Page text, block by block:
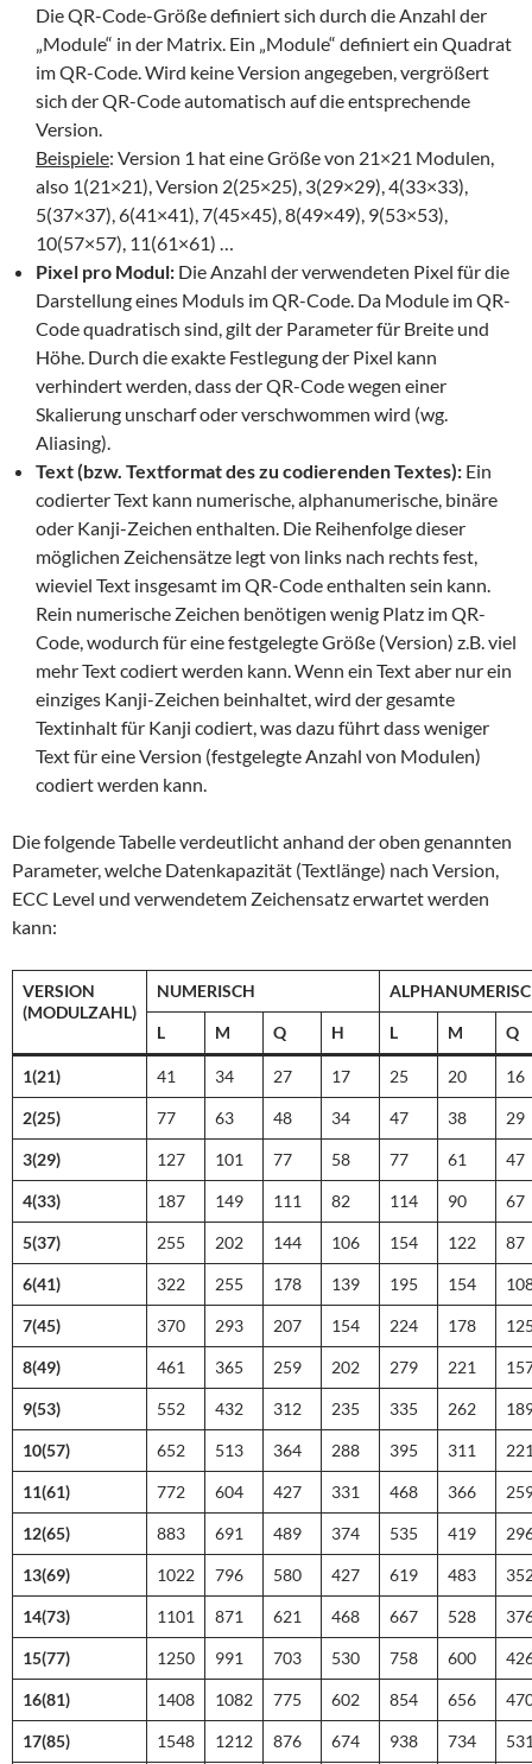
Die QR-Code-Größe definiert sich durch die Anzahl der
„Module“ in der Matrix. Ein „Module“ definiert ein Quadrat
im QR-Code. Wird keine Version angegeben, vergrößert
sich der QR-Code automatisch auf die entsprechende
Version.
Beispiele: Version 1 hat eine Größe von 21×21 Modulen,
also 1(21×21), Version 2(25×25), 3(29×29), 4(33×33),
5(37×37), 6(41×41), 7(45×45), 8(49×49), 9(53×53),
10(57×57), 11(61×61) …
Pixel pro Modul: Die Anzahl der verwendeten Pixel für die
Darstellung eines Moduls im QR-Code. Da Module im QR-
Code quadratisch sind, gilt der Parameter für Breite und
Höhe. Durch die exakte Festlegung der Pixel kann
verhindert werden, dass der QR-Code wegen einer
Skalierung unscharf oder verschwommen wird (wg.
Aliasing).
Text (bzw. Textformat des zu codierenden Textes): Ein
codierter Text kann numerische, alphanumerische, binäre
oder Kanji-Zeichen enthalten. Die Reihenfolge dieser
möglichen Zeichensätze legt von links nach rechts fest,
wieviel Text insgesamt im QR-Code enthalten sein kann.
Rein numerische Zeichen benötigen wenig Platz im QR-
Code, wodurch für eine festgelegte Größe (Version) z.B. viel
mehr Text codiert werden kann. Wenn ein Text aber nur ein
einziges Kanji-Zeichen beinhaltet, wird der gesamte
Textinhalt für Kanji codiert, was dazu führt dass weniger
Text für eine Version (festgelegte Anzahl von Modulen)
codiert werden kann.
Die folgende Tabelle verdeutlicht anhand der oben genannten
Parameter, welche Datenkapazität (Textlänge) nach Version,
ECC Level und verwendetem Zeichensatz erwartet werden
kann:
VERSION
(MODULZAHL)
NUMERISCH
L M Q H L M Q
1(21) 41 34 27 17 25 20 16
2(25) 77 63 48 34 47 38 29
3(29) 127 101 77 58 77 61 47
4(33) 187 149 111 82 114 90 67
5(37) 255 202 144 106 154 122 87
6(41) 322 255 178 139 195 154
7(45) 370 293 207 154 224 178
8(49) 461 365 259 202 279 221
9(53) 552 432 312 235 335 262
10(57) 652 513 364 288 395 311
11(61) 772 604 427 331 468 366
12(65) 883 691 489 374 535 419
13(69) 1022 796 580 427 619 483
14(73) 1101 871 621 468 667 528
15(77) 1250 991 703 530 758 600
16(81) 1408 1082 775 602 854 656
17(85) 1548 1212 876 674 938 734